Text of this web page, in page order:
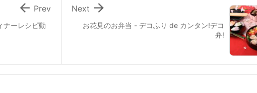
お花見のお弁当 - デコふり de カンタン!デコ
弁!

Next
ナーレシピ動
 Prev